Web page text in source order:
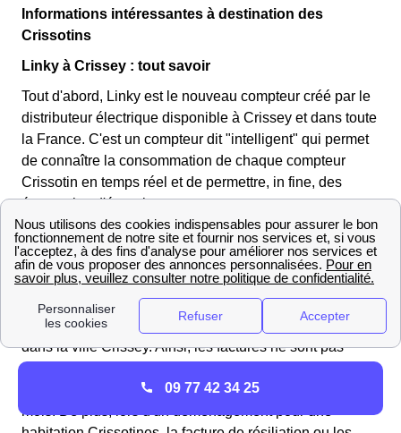
Informations intéressantes à destination des
Crissotins
Linky à Crissey : tout savoir
Tout d'abord, Linky est le nouveau compteur créé par le
distributeur électrique disponible à Crissey et dans toute
la France. C'est un compteur dit "intelligent" qui permet
de connaître la consommation de chaque compteur
Crissotin en temps réel et de permettre, in fine, des
économies d'énergie.
Quel est l'intérêt d'avoir un nouveau compteur ?
L'intérêt pour les Crissotins et Crissotines est surtout au
niveau tarifaire. En effet, le compteur permet de suivre
en temps réel la consommation exacte du logement
dans la ville Crissey. Ainsi, les factures ne sont pas
choisies sur l'estimation mais une consommation à
Crissey réelle car la relève se fait à distance tous les
mois. De plus, lors d'un déménagement pour une
09 77 42 34 25